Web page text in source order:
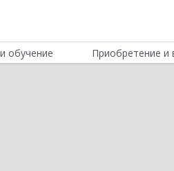
обучение Приобретение и